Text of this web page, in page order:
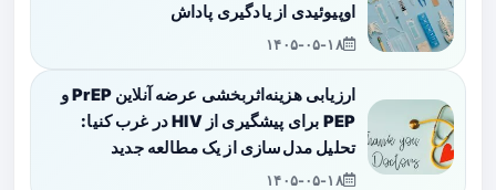
اوپیوئیدی از یادگیری پاداش
۱۴۰۵-۰۵-۱۸
ارزیابی هزینه‌اثربخشی عرضه آنلاین PrEP و
PEP برای پیشگیری از HIV در غرب کنیا:
تحلیل مدل‌سازی از یک مطالعه جدید
۱۴۰۵-۰۵-۱۸